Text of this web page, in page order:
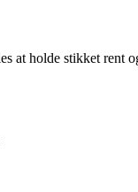
at holde stikket